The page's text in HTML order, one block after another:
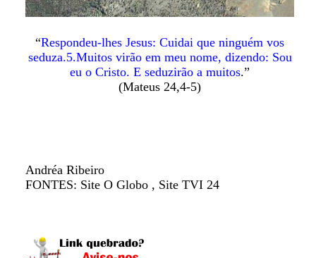
“Respondeu-lhes Jesus: Cuidai que ninguém vos
seduza.5.Muitos virão em meu nome, dizendo: Sou
eu o Cristo. E seduzirão a muitos.”
(Mateus 24,4-5)
Andréa Ribeiro
FONTES: Site O Globo , Site TVI 24